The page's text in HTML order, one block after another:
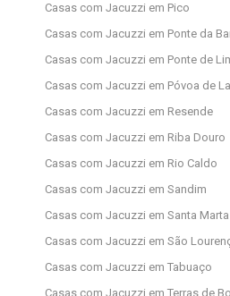
Casas com Jacuzzi em Pico
Casas com Jacuzzi em Ponte da
Casas com Jacuzzi em Ponte de
Casas com Jacuzzi em Póvoa de
Casas com Jacuzzi em Resende
Casas com Jacuzzi em Riba Douro
Casas com Jacuzzi em Rio Caldo
Casas com Jacuzzi em Sandim
Casas com Jacuzzi em Santa
Casas com Jacuzzi em São
Casas com Jacuzzi em Tabuaço
Casas com Jacuzzi em Terras de